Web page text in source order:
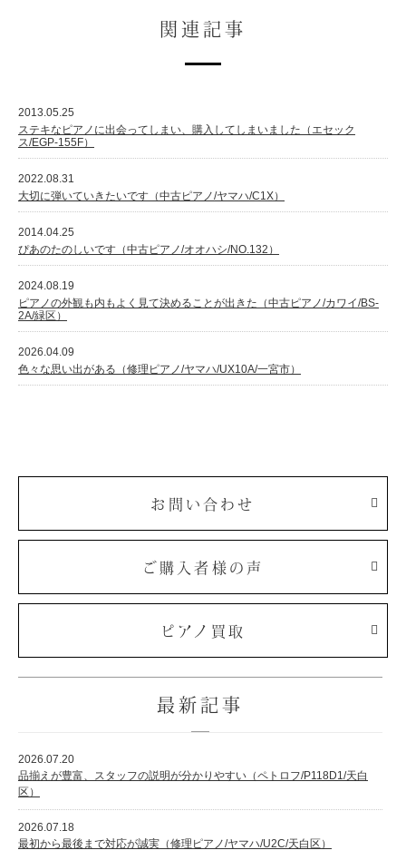
関連記事
2013.05.25
ステキなピアノに出会ってしまい、購入してしまいました（エセック
ス/EGP-155F）
2022.08.31
大切に弾いていきたいです（中古ピアノ/ヤマハ/C1X）
2014.04.25
ぴあのたのしいです（中古ピアノ/オオハシ/NO.132）
2024.08.19
ピアノの外観も内もよく見て決めることが出きた（中古ピアノ/カワイ/BS-
2A/緑区）
2026.04.09
色々な思い出がある（修理ピアノ/ヤマハ/UX10A/一宮市）
お問い合わせ
ご購入者様の声
ピアノ買取
最新記事
2026.07.20
品揃えが豊富、スタッフの説明が分かりやすい（ペトロフ/P118D1/天白
区）
2026.07.18
最初から最後まで対応が誠実（修理ピアノ/ヤマハ/U2C/天白区）